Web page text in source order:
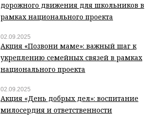
дорожного движения для школьников в
рамках национального проекта
02.09.2025
Акция «Позвони маме»: важный шаг к
укреплению семейных связей в рамках
национального проекта
02.09.2025
Акция «День добрых дел»: воспитание
милосердия и ответственности